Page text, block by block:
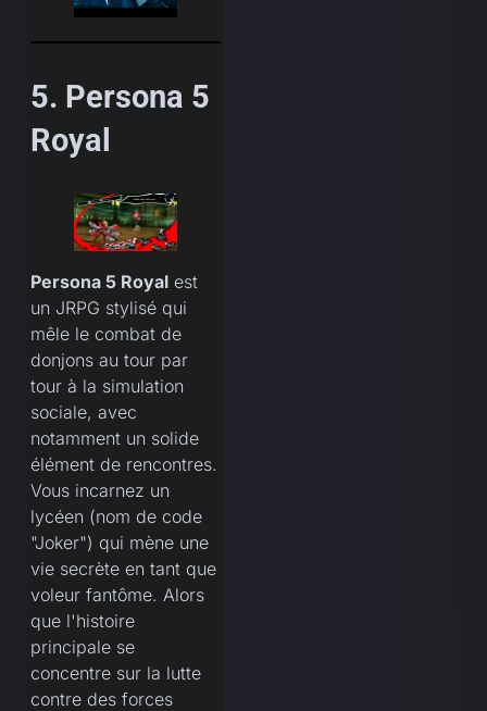
5. Persona 5
Royal
Persona 5 Royal est
un JRPG stylisé qui
mêle le combat de
donjons au tour par
tour à la simulation
sociale, avec
notamment un solide
élément de rencontres.
Vous incarnez un
lycéen (nom de code
"Joker") qui mène une
vie secrète en tant que
voleur fantôme. Alors
que l'histoire
principale se
concentre sur la lutte
contre des forces